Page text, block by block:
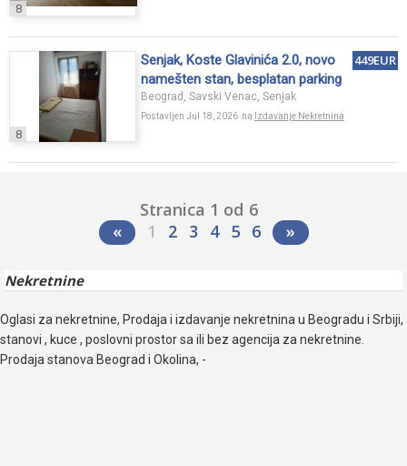
8
8
Senjak, Koste Glavinića 2.0, novo
namešten stan, besplatan parking
Beograd, Savski Venac, Senjak
Postavljen Jul 18, 2026 na Izdavanje Nekretnina
449EUR
Stranica 1 od 6
«
1 2 3 4 5 6 »
Nekretnine
Oglasi za nekretnine, Prodaja i izdavanje nekretnina u Beogradu i Srbiji,
stanovi , kuce , poslovni prostor sa ili bez agencija za nekretnine.
Prodaja stanova Beograd i Okolina, -